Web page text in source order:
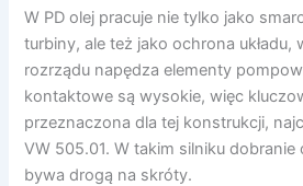
W PD olej pracuje nie tylko jako
turbiny, ale też jako ochrona układu,
rozrządu napędza elementy
kontaktowe są wysokie, więc
przeznaczona dla tej konstrukcji,
VW 505.01. W takim silniku dobranie
bywa drogą na skróty.